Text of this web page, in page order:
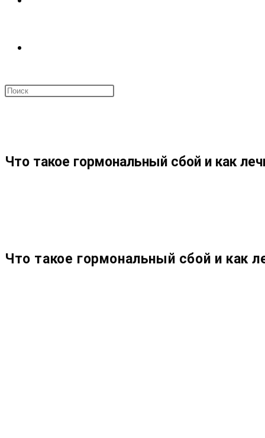
ПОИСК
Что такое гормональный сбой и как
Что такое гормональный сбой и как